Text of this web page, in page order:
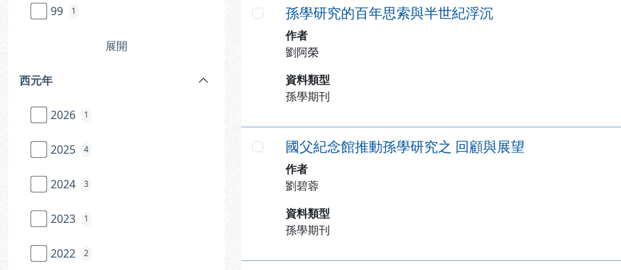
99 1
展開
西元年
2026 1
2025 4
2024 3
2023 1
2022 2
勾選
孫學研究的百年思索與半世紀浮沉
作者
劉阿榮
資料類型
孫學期刊
勾選
國父紀念館推動孫學研究之 回顧與展望
作者
劉碧蓉
資料類型
孫學期刊